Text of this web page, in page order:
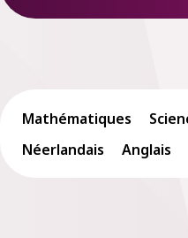
Mathématiques
Néerlandais
Anglais